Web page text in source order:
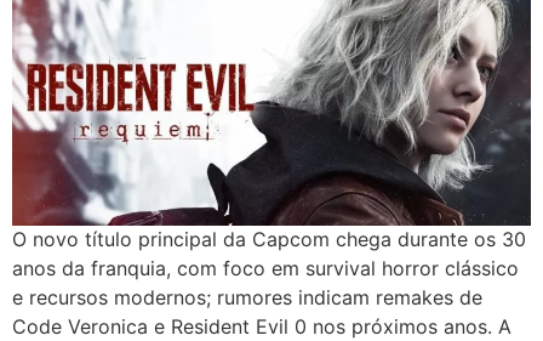
O novo título principal da Capcom chega durante os 30
anos da franquia, com foco em survival horror clássico
e recursos modernos; rumores indicam remakes de
Code Veronica e Resident Evil 0 nos próximos anos. A